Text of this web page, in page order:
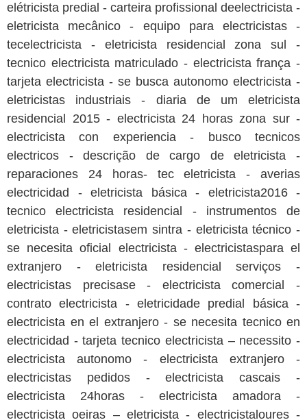
elétricista predial - carteira profissional deelectricista -
eletricista mecânico - equipo para electricistas -
tecelectricista - eletricista residencial zona sul -
tecnico electricista matriculado - electricista frança -
tarjeta electricista - se busca autonomo electricista -
eletricistas industriais - diaria de um eletricista
residencial 2015 - electricista 24 horas zona sur -
electricista con experiencia - busco tecnicos
electricos - descrição de cargo de eletricista -
reparaciones 24 horas- tec eletricista - averias
electricidad - eletricista básica - eletricista2016 -
tecnico electricista residencial - instrumentos de
eletricista - eletricistasem sintra - eletricista técnico -
se necesita oficial electricista - electricistaspara el
extranjero - eletricista residencial serviços -
electricistas precisase - electricista comercial -
contrato electricista - eletricidade predial básica -
electricista en el extranjero - se necesita tecnico en
electricidad - tarjeta tecnico electricista – necessito -
electricista autonomo - electricista extranjero -
electricistas pedidos - electricista cascais -
electricista 24horas - electricista amadora -
electricista oeiras – eletricista - electricistaloures -